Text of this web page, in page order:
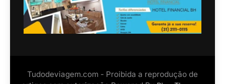
Tudodeviagem.com - Proibida a reprodução de